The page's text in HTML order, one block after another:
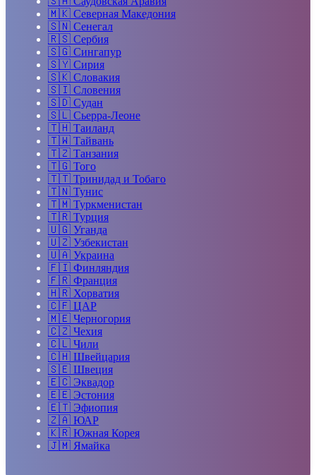
🇲🇰 Северная Македония
🇸🇳 Сенегал
🇷🇸 Сербия
🇸🇬 Сингапур
🇸🇾 Сирия
🇸🇰 Словакия
🇸🇮 Словения
🇸🇩 Судан
🇸🇱 Сьерра-Леоне
🇹🇭 Таиланд
🇹🇼 Тайвань
🇹🇿 Танзания
🇹🇬 Того
🇹🇹 Тринидад и Тобаго
🇹🇳 Тунис
🇹🇲 Туркменистан
🇹🇷 Турция
🇺🇬 Уганда
🇺🇿 Узбекистан
🇺🇦 Украина
🇫🇮 Финляндия
🇫🇷 Франция
🇭🇷 Хорватия
🇨🇫 ЦАР
🇲🇪 Черногория
🇨🇿 Чехия
🇨🇱 Чили
🇨🇭 Швейцария
🇸🇪 Швеция
🇪🇨 Эквадор
🇪🇪 Эстония
🇪🇹 Эфиопия
🇿🇦 ЮАР
🇰🇷 Южная Корея
🇯🇲 Ямайка